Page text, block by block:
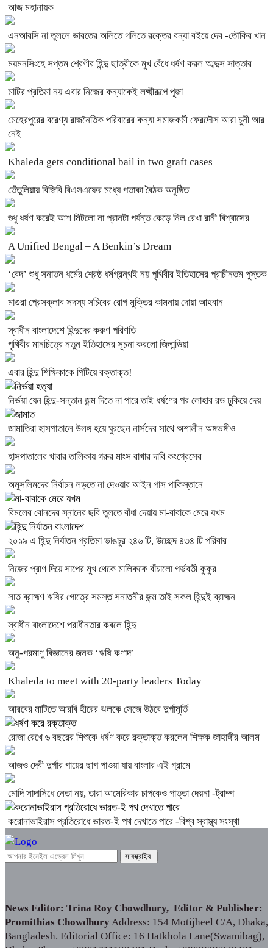
আজ মহানায়ক
এনআরসি না তুললে ভারতের অলিতে গলিতে রক্তের বন্যা বইয়ে দেব -তৌকির খান
ময়মনসিংহে সপ্তম শ্রেণীর হিন্দু ছাত্রীকে মুখ বেঁধে ধর্ষণ করল আব্দুস সাত্তার
মাটির প্রতিমা নয় এবার নিজের কন্যাকেই লক্ষ্মীরূপে পূজা
মেহেরপুরের বরেণ্য রাজনৈতিক পরিবারের কন্যা সমাজকর্মী ফেরদৌস আরা চুনী আর
নেই
Khaleda gets conditional bail in two graft cases
তেঁতুলিয়ায় বিজিবি বিএসএফের মধ্যে পতাকা বৈঠক অনুষ্ঠিত
শুধু ধর্ষণ করেই আশ মিটলো না প্রানটা পর্যন্ত কেড়ে নিল রেখা রানী বিশ্বাসের
A Unified Bengal – A Benkin’s Dream
‘বেদ’ শুধু সনাতন ধর্মের শ্রেষ্ঠ ধর্মগ্রন্থই নয় পৃথিবীর ইতিহাসের প্রাচীনতম পুস্তক
মাগুরা প্রেসক্লাব সদস্য সচিবের রোগ মুক্তির কামনায় দোয়া আহবান
স্বাধীন বাংলাদেশে হিন্দুদের করুণ পরিণতি
পৃথিবীর মানচিত্রে নতুন ইতিহাসের সূচনা করলো জিলান্ডিয়া
এবার হিন্দু শিক্ষিকাকে পিটিয়ে রক্তাক্ত!
নির্ভয়া যেন হিন্দু-সন্তান জন্ম দিতে না পারে তাই ধর্ষণের পর লোহার রড ঢুকিয়ে দেয়
জামাতিরা হাসপাতালে উলঙ্গ হয়ে ঘুরছেন নার্সদের সাথে অশালীন অঙ্গভঙ্গীও
হাসপাতালের খাবার তালিকায় গরুর মাংস রাখার দাবি কংগ্রেসের
অমুসলিমদের নির্বাচন লড়তে না দেওয়ার আইন পাস পাকিস্তানে
বিমলের বোনদের স্নানের ছবি তুলতে বাঁধা দেয়ায় মা-বাবাকে মেরে যখম
২০১৯ এ হিন্দু নির্যাতন প্রতিমা ভাঙচুর ২৪৬ টি, উচ্ছেদ ৪৩৪ টি পরিবার
নিজের প্রাণ দিয়ে সাপের মুখ থেকে মালিককে বাঁচালো গর্ভবতী কুকুর
সাত ব্রাহ্মণ ঋষির গোত্রে সমস্ত সনাতনীর জন্ম তাই সকল হিন্দুই ব্রাহ্মন
স্বাধীন বাংলাদেশে পরাধীনতার কবলে হিন্দু
অনু-পরমাণু বিজ্ঞানের জনক ‘ঋষি কণাদ’
Khaleda to meet with 20-party leaders Today
আরবের মাটিতে আরবি হীরের ঝলকে সেজে উঠবে দুর্গামূর্তি
রোজা রেখে ৬ বছরের শিশুকে ধর্ষণ করে রক্তাক্ত করলেন শিক্ষক জাহাঙ্গীর আলম
আজও দেবী দুর্গার পায়ের ছাপ পাওয়া যায় বাংলার এই গ্রামে
মোদি সাদাসিধে নেতা নয়, তারা আমেরিকার চাপকেও পাত্তা দেয়না -ট্রাম্প
করোনাভাইরাস প্রতিরোধে ভারত-ই পথ দেখাতে পারে -বিশ্ব স্বাস্থ্য সংস্থা
News Editor: Trina Roy Chowdhury, Editor & Publisher:
Promithias ChowdhuryAddress: 154 Motijheel C/A, Dhaka,
Bangladesh. Editorial Office: 16 Hatkhola Lane(Swamibag),